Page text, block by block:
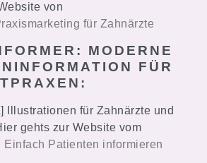
von
für Zahnärzte
MODERNE
FÜR
Illustrationen für Zahnärzte und
gehts zur Website vom
Einfach Patienten informieren